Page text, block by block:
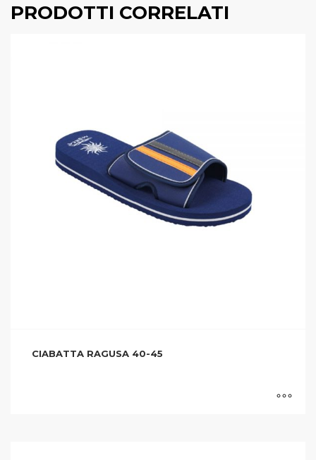
PRODOTTI CORRELATI
CIABATTA RAGUSA 40-45